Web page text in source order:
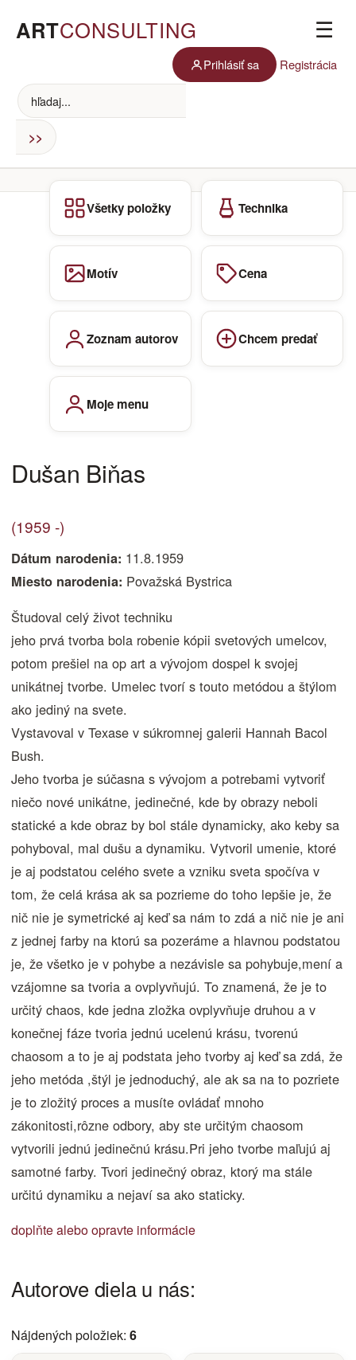
ARTCONSULTING ☰
Prihlásiť sa Registrácia
Všetky položky Technika
Motív Cena
Zoznam autorov Chcem predať
Moje menu
Dušan Biňas
(1959 -)
Dátum narodenia: 11.8.1959
Miesto narodenia: Považská Bystrica
Študoval celý život techniku
jeho prvá tvorba bola robenie kópii svetových umelcov,
potom prešiel na op art a vývojom dospel k svojej
unikátnej tvorbe. Umelec tvorí s touto metódou a štýlom
ako jediný na svete.
Vystavoval v Texase v súkromnej galerii Hannah Bacol
Bush.
Jeho tvorba je súčasna s vývojom a potrebami vytvoriť
niečo nové unikátne, jedinečné, kde by obrazy neboli
statické a kde obraz by bol stále dynamicky, ako keby sa
pohyboval, mal dušu a dynamiku. Vytvoril umenie, ktoré
je aj podstatou celého svete a vzniku sveta spočíva v
tom, že celá krása ak sa pozrieme do toho lepšie je, že
nič nie je symetrické aj keď sa nám to zdá a nič nie je ani
z jednej farby na ktorú sa pozeráme a hlavnou podstatou
je, že všetko je v pohybe a nezávisle sa pohybuje,mení a
vzájomne sa tvoria a ovplyvňujú. To znamená, že je to
určitý chaos, kde jedna zložka ovplyvňuje druhou a v
konečnej fáze tvoria jednú ucelenú krásu, tvorenú
chaosom a to je aj podstata jeho tvorby aj keď sa zdá, že
jeho metóda ,štýl je jednoduchý, ale ak sa na to pozriete
je to zložitý proces a musíte ovládať mnoho
zákonitosti,rôzne odbory, aby ste určitým chaosom
vytvorili jednú jedinečnú krásu.Pri jeho tvorbe maľujú aj
samotné farby. Tvori jedinečný obraz, ktorý ma stále
určitú dynamiku a nejaví sa ako staticky.
doplňte alebo opravte informácie
Autorove diela u nás:
Nájdených položiek: 6